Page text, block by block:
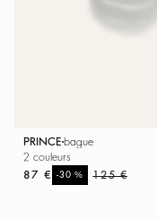
PRINCE bague
2 couleurs
125 €
-30%
87 €